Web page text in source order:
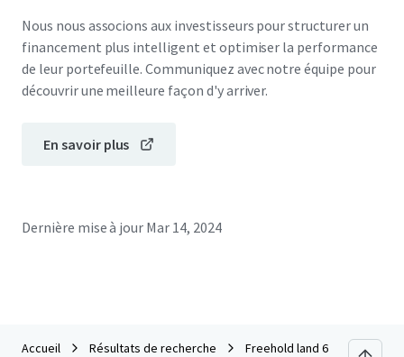
Nous nous associons aux investisseurs pour structurer un
financement plus intelligent et optimiser la performance
de leur portefeuille. Communiquez avec notre équipe pour
découvrir une meilleure façon d'y arriver.
En savoir plus
Dernière mise à jour Mar 14, 2024
Accueil Résultats de recherche Freehold land 67 rai on